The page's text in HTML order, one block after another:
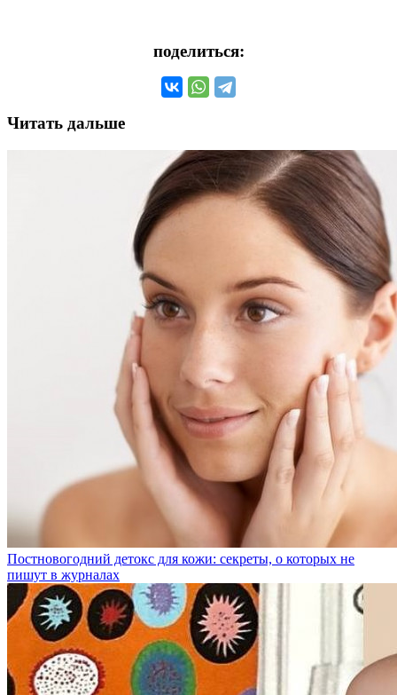
поделиться:
Читать дальше
Постновогодний детокс для кожи: секреты, о которых не
пишут в журналах